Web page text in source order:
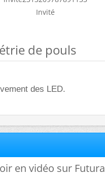
Invité
de pouls
des LED.
en vidéo sur Futura